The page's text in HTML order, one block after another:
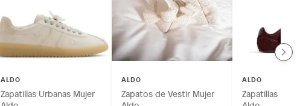
ALDO
Zapatillas Urbanas Mujer
ALDO
Zapatos de Vestir Mujer
ALDO
Zapatillas